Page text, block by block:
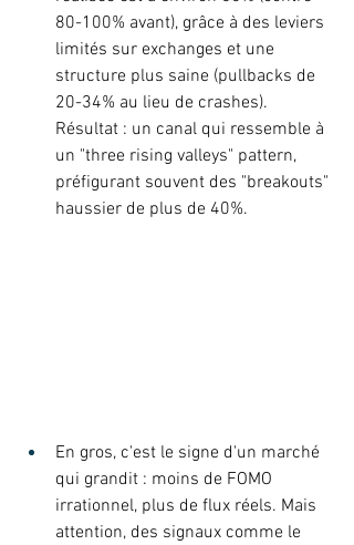
80-100% avant), grâce à des leviers
limités sur exchanges et une
structure plus saine (pullbacks de
20-34% au lieu de crashes).
Résultat : un canal qui ressemble à
un "three rising valleys" pattern,
préfigurant souvent des "breakouts"
haussier de plus de 40%.
En gros, c'est le signe d'un marché
qui grandit : moins de FOMO
irrationnel, plus de flux réels. Mais
attention, des signaux comme le